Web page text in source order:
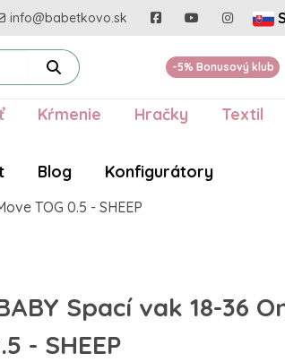
info@babetkovo.sk
-5% Bonusový klub
Kŕmenie Hračky Textil
Blog Konfigurátory
TOG 0.5 - SHEEP
Spací vak 18-36
- SHEEP